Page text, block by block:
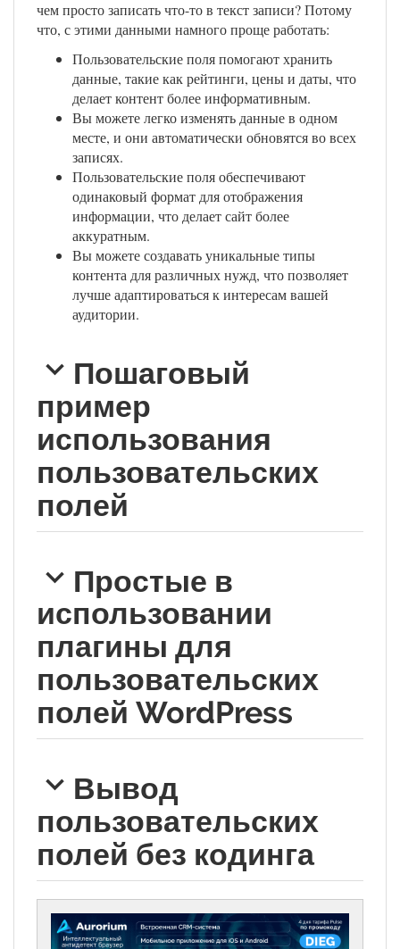
чем просто записать что-то в текст записи? Потому
что, с этими данными намного проще работать:
Пользовательские поля помогают хранить
данные, такие как рейтинги, цены и даты, что
делает контент более информативным.
Вы можете легко изменять данные в одном
месте, и они автоматически обновятся во всех
записях.
Пользовательские поля обеспечивают
одинаковый формат для отображения
информации, что делает сайт более
аккуратным.
Вы можете создавать уникальные типы
контента для различных нужд, что позволяет
лучше адаптироваться к интересам вашей
аудитории.
Пошаговый
пример
использования
пользовательских
полей
Простые в
использовании
плагины для
пользовательских
полей WordPress
Вывод
пользовательских
полей без кодинга